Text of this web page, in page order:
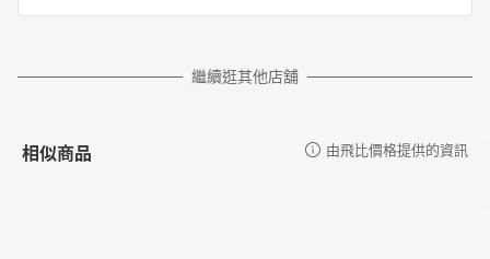
民／台中榮總家庭醫學部家庭醫學科主任
繼續逛其他店舖
相似商品 由飛比價格提供的資訊